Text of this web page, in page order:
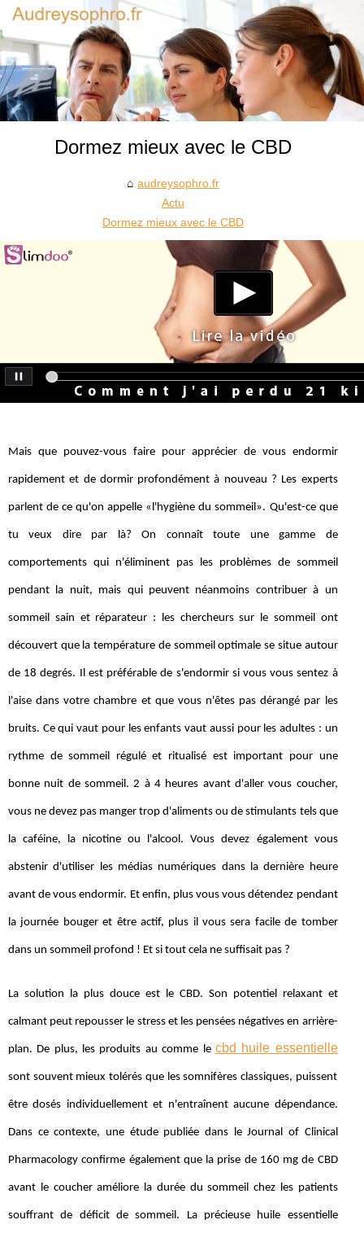
Dormez mieux avec le CBD
audreysophro.fr
Actu
Dormez mieux avec le CBD
Mais que pouvez-vous faire pour apprécier de vous endormir
rapidement et de dormir profondément à nouveau ? Les experts
parlent de ce qu'on appelle «l'hygiène du sommeil». Qu'est-ce que
tu veux dire par là? On connaît toute une gamme de
comportements qui n'éliminent pas les problèmes de sommeil
pendant la nuit, mais qui peuvent néanmoins contribuer à un
sommeil sain et réparateur : les chercheurs sur le sommeil ont
découvert que la température de sommeil optimale se situe autour
de 18 degrés. Il est préférable de s'endormir si vous vous sentez à
l'aise dans votre chambre et que vous n'êtes pas dérangé par les
bruits. Ce qui vaut pour les enfants vaut aussi pour les adultes : un
rythme de sommeil régulé et ritualisé est important pour une
bonne nuit de sommeil. 2 à 4 heures avant d'aller vous coucher,
vous ne devez pas manger trop d'aliments ou de stimulants tels que
la caféine, la nicotine ou l'alcool. Vous devez également vous
abstenir d'utiliser les médias numériques dans la dernière heure
avant de vous endormir. Et enfin, plus vous vous détendez pendant
la journée bouger et être actif, plus il vous sera facile de tomber
dans un sommeil profond ! Et si tout cela ne suffisait pas ?
La solution la plus douce est le CBD. Son potentiel relaxant et
calmant peut repousser le stress et les pensées négatives en arrière-
plan. De plus, les produits au comme le cbd huile essentielle
sont souvent mieux tolérés que les somnifères classiques, puissent
être dosés individuellement et n'entraînent aucune dépendance.
Dans ce contexte, une étude publiée dans le Journal of Clinical
Pharmacology confirme également que la prise de 160 mg de CBD
avant le coucher améliore la durée du sommeil chez les patients
souffrant de déficit de sommeil. La précieuse huile essentielle